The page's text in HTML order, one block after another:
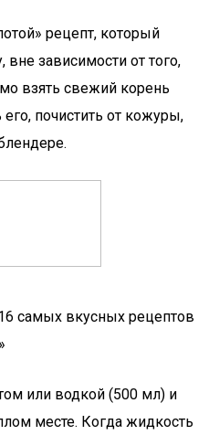
рецепт, который
зависимости от того,
взять свежий корень
почистить от кожуры,
самых вкусных рецептов
или водкой (500 мл) и
месте. Когда жидкость